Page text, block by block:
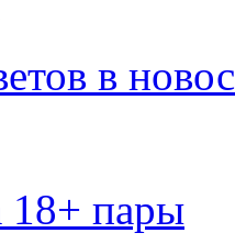
в
18+ пары